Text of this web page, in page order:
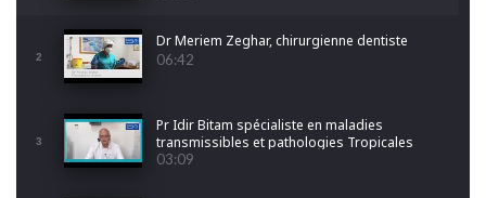
2
Dr Meriem Zeghar, chirurgienne dentiste
06:42
3
Pr Idir Bitam spécialiste en maladies
transmissibles et pathologies Tropicales
Emergentes
03:09